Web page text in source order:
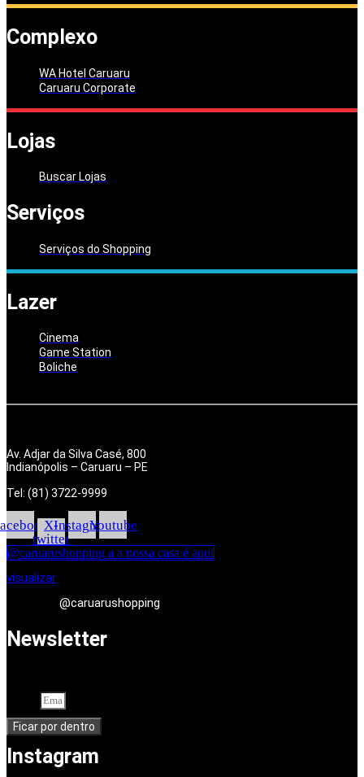
Complexo
WA Hotel Caruaru
Caruaru Corporate
Lojas
Buscar Lojas
Serviços
Serviços do Shopping
Lazer
Cinema
Game Station
Boliche
Av. Adjar da Silva Casé, 800
Indianópolis – Caruaru – PE
Tel: (81) 3722-9999
X-
twitter
InstagramYoutube
@caruarushopping a a nossa casa é aqui
visualizar
@caruarushopping
Newsletter
Ficar por dentro
Instagram